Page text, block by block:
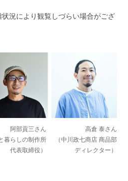
況により観覧しづらい場合がござ
阿部貢三さん
暮らしの制作所
代表取締役）
高倉 泰さん
（中川政七商店 商品部
ディレクター）